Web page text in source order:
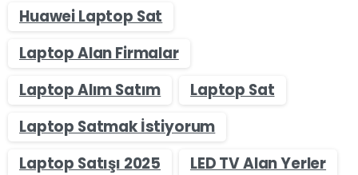
Huawei Laptop Sat
Laptop Alan Firmalar
Laptop Alım Satım
Laptop Sat
Laptop Satmak İstiyorum
Laptop Satışı 2025
LED TV Alan Yerler